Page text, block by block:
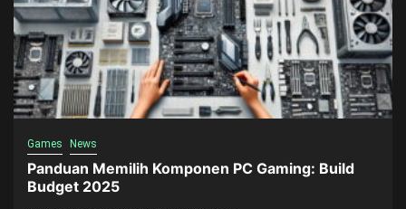
Games News
Panduan Memilih Komponen PC Gaming: Build
Budget 2025